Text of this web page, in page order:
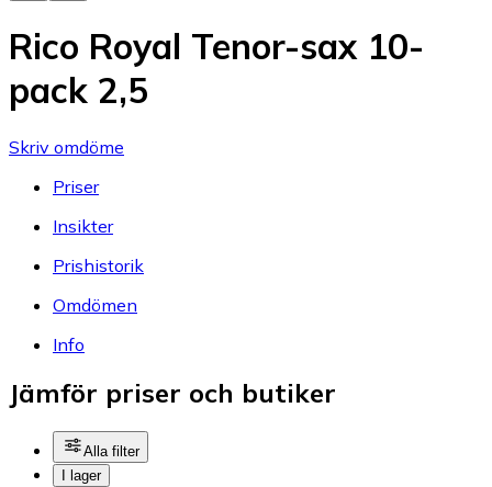
Rico Royal Tenor-sax 10-
pack 2,5
Skriv omdöme
Priser
Insikter
Prishistorik
Omdömen
Info
Jämför priser och butiker
Alla filter
I lager